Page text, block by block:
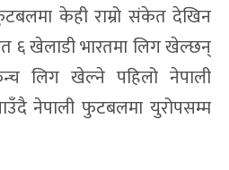
केही राम्रो संकेत देखिन
६ खेलाडी भारतमा लिग खेल्छन्
लिग खेल्ने पहिलो नेपाली
नेपाली फुटबलमा युरोपसम्म